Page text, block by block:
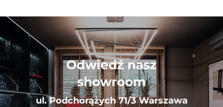
Odwiedź nasz
showroom
ul. Podchorążych 71/3 Warszawa